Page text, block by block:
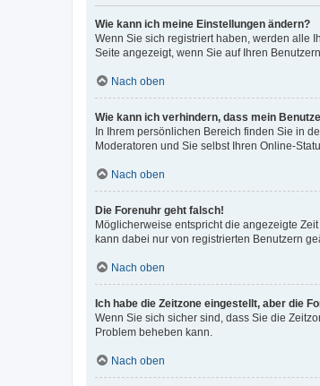
Wie kann ich meine Einstellungen ändern?
Wenn Sie sich registriert haben, werden alle
Seite angezeigt, wenn Sie auf Ihren
Nach oben
Wie kann ich verhindern, dass mein
In Ihrem persönlichen Bereich finden Sie in
Moderatoren und Sie selbst Ihren Online-
Nach oben
Die Forenuhr geht falsch!
Möglicherweise entspricht die angezeigte
kann dabei nur von registrierten Benutzern
Nach oben
Ich habe die Zeitzone eingestellt, aber die
Wenn Sie sich sicher sind, dass Sie die
Problem beheben kann.
Nach oben